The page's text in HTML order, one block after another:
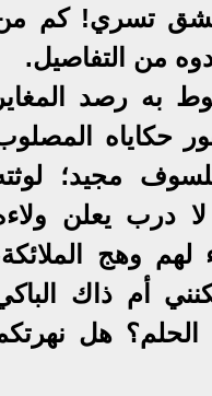
تسري! كم
من التفاصيل.
به رصد المغاير
حكاياه
مجيد؛
درب يعلن
وهج
أم ذاك
الحلم؟ هل